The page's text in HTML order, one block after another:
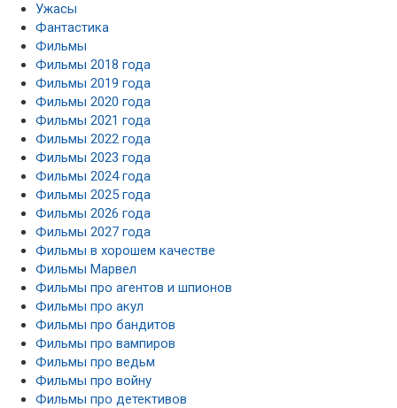
Ужасы
Фантастика
Фильмы
Фильмы 2018 года
Фильмы 2019 года
Фильмы 2020 года
Фильмы 2021 года
Фильмы 2022 года
Фильмы 2023 года
Фильмы 2024 года
Фильмы 2025 года
Фильмы 2026 года
Фильмы 2027 года
Фильмы в хорошем качестве
Фильмы Марвел
Фильмы про агентов и шпионов
Фильмы про акул
Фильмы про бандитов
Фильмы про вампиров
Фильмы про ведьм
Фильмы про войну
Фильмы про детективов